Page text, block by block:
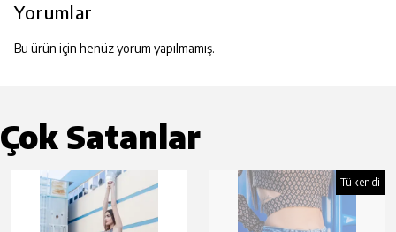
Yorumlar
Bu ürün için henüz yorum yapılmamış.
Çok Satanlar
Tükendi